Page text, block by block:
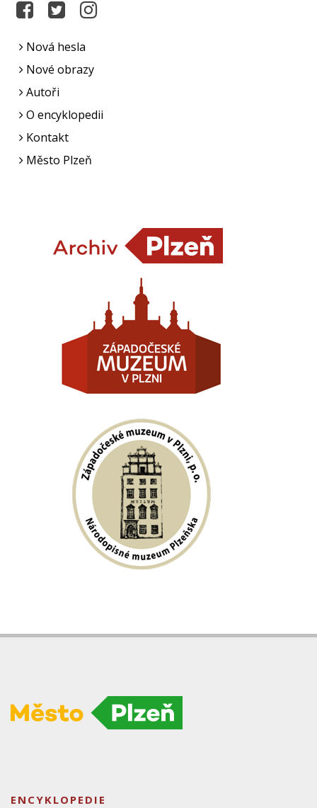
Nová hesla
Nové obrazy
Autoři
O encyklopedii
Kontakt
Město Plzeň
ENCYKLOPEDIE